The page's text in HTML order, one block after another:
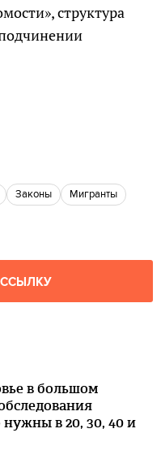
структура
законы
мигранты
в большом
нужны в 20, 30, 40 и